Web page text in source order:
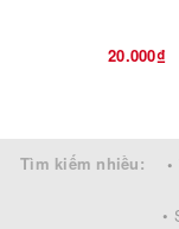
20.000₫
Tìm kiếm nhiều:
•